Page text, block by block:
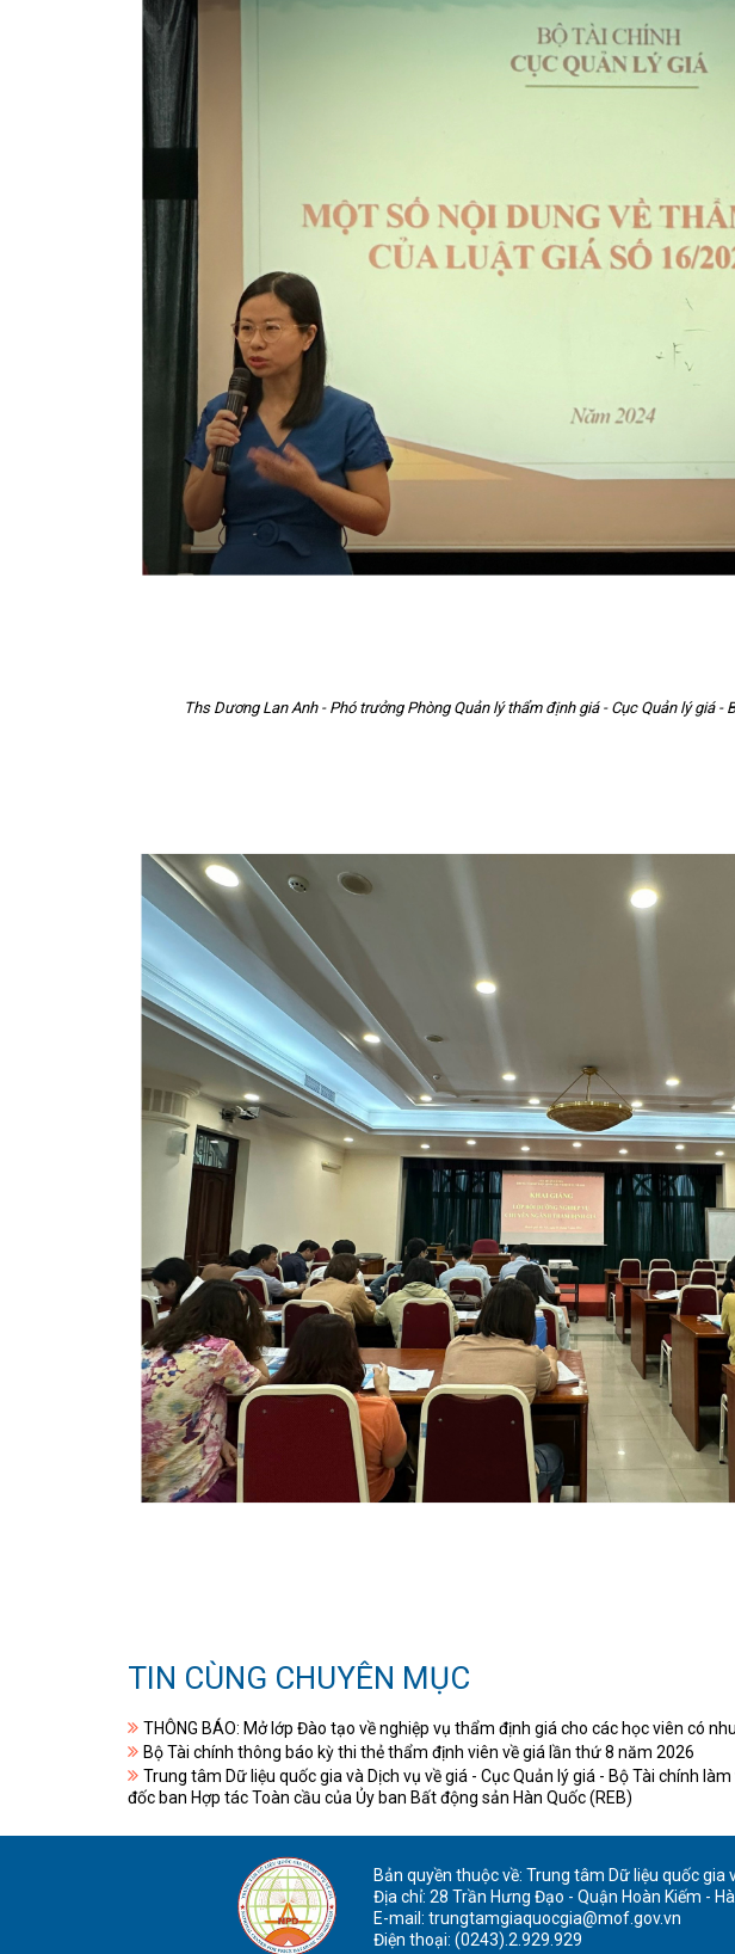
Ths Dương Lan Anh - Phó trưởng Phòng Quản lý thẩm định giá - Cục Quản lý giá -
TIN CÙNG CHUYÊN MỤC
THÔNG BÁO: Mở lớp Đào tạo về nghiệp vụ thẩm định giá cho các học viên có
Bộ Tài chính thông báo kỳ thi thẻ thẩm định viên về giá lần thứ 8 năm 2026
Trung tâm Dữ liệu quốc gia và Dịch vụ về giá - Cục Quản lý giá - Bộ Tài chính
đốc ban Hợp tác Toàn cầu của Ủy ban Bất động sản Hàn Quốc (REB)
Bản quyền thuộc về: Trung tâm Dữ liệu quốc gia
Địa chỉ: 28 Trần Hưng Đạo - Quận Hoàn Kiếm -
E-mail: trungtamgiaquocgia@mof.gov.vn
Điện thoại: (0243).2.929.929